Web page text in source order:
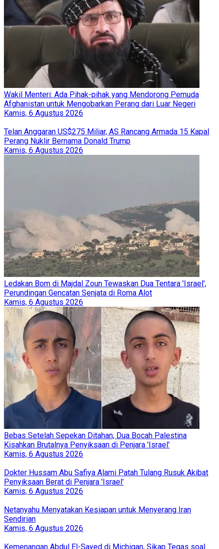
Wakil Menteri: Ada Pihak-pihak yang Mendorong Pemuda
Afghanistan untuk Mengobarkan Perang dari Luar Negeri
Kamis, 6 Agustus 2026
Telan Anggaran US$275 Miliar, AS Rancang Armada 15 Kapal
Perang Nuklir Bernama Donald Trump
Kamis, 6 Agustus 2026
Ledakan Bom di Majdal Zoun Tewaskan Dua Tentara 'Israel',
Perundingan Gencatan Senjata di Roma Alot
Kamis, 6 Agustus 2026
Bebas Setelah Sepekan Ditahan, Dua Bocah Palestina
Kisahkan Brutalnya Penyiksaan di Penjara 'Israel'
Kamis, 6 Agustus 2026
Dokter Hussam Abu Safiya Alami Patah Tulang Rusuk Akibat
Penyiksaan Berat di Penjara 'Israel'
Kamis, 6 Agustus 2026
Netanyahu Menyatakan Kesiapan untuk Menyerang Iran
Sendirian
Kamis, 6 Agustus 2026
Kemenangan Abdul El-Sayed di Michigan, Sikap Tegas soal